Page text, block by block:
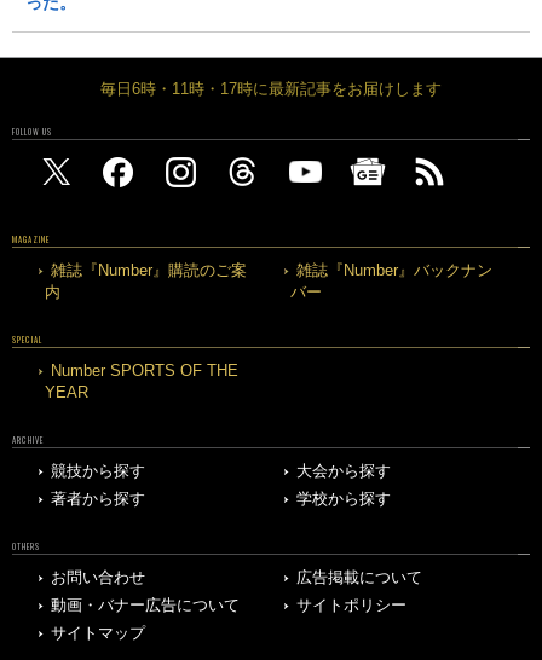
毎日6時・11時・17時に最新記事をお届けします
FOLLOW US
MAGAZINE
雑誌『Number』購読のご案
内
雑誌『Number』バックナン
バー
SPECIAL
Number SPORTS OF THE
YEAR
ARCHIVE
競技から探す
大会から探す
著者から探す
学校から探す
OTHERS
お問い合わせ
広告掲載について
動画・バナー広告について
サイトポリシー
サイトマップ